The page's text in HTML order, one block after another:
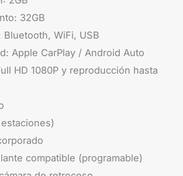
32GB
Bluetooth, WiFi, USB
Apple CarPlay / Android Auto
HD 1080P y reproducción hasta
compatible (programable)